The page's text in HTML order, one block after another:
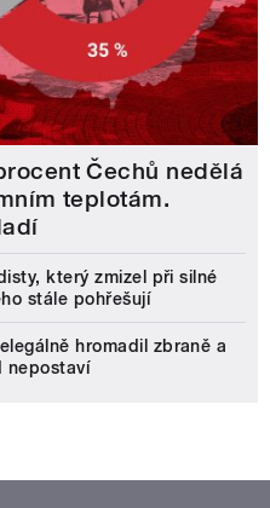
Čechů nedělá
teplotám.
který zmizel při silné
stále pohřešují
hromadil zbraně a
nepostaví